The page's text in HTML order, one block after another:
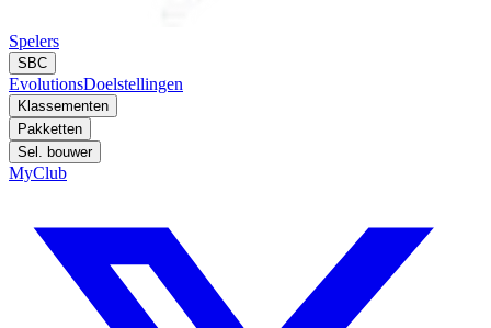
Spelers
SBC
EvolutionsDoelstellingen
Klassementen
Pakketten
Sel. bouwer
MyClub